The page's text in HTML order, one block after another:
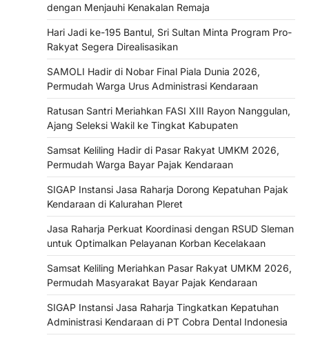
dengan Menjauhi Kenakalan Remaja
Hari Jadi ke-195 Bantul, Sri Sultan Minta Program Pro-
Rakyat Segera Direalisasikan
SAMOLI Hadir di Nobar Final Piala Dunia 2026,
Permudah Warga Urus Administrasi Kendaraan
Ratusan Santri Meriahkan FASI XIII Rayon Nanggulan,
Ajang Seleksi Wakil ke Tingkat Kabupaten
Samsat Keliling Hadir di Pasar Rakyat UMKM 2026,
Permudah Warga Bayar Pajak Kendaraan
SIGAP Instansi Jasa Raharja Dorong Kepatuhan Pajak
Kendaraan di Kalurahan Pleret
Jasa Raharja Perkuat Koordinasi dengan RSUD Sleman
untuk Optimalkan Pelayanan Korban Kecelakaan
Samsat Keliling Meriahkan Pasar Rakyat UMKM 2026,
Permudah Masyarakat Bayar Pajak Kendaraan
SIGAP Instansi Jasa Raharja Tingkatkan Kepatuhan
Administrasi Kendaraan di PT Cobra Dental Indonesia